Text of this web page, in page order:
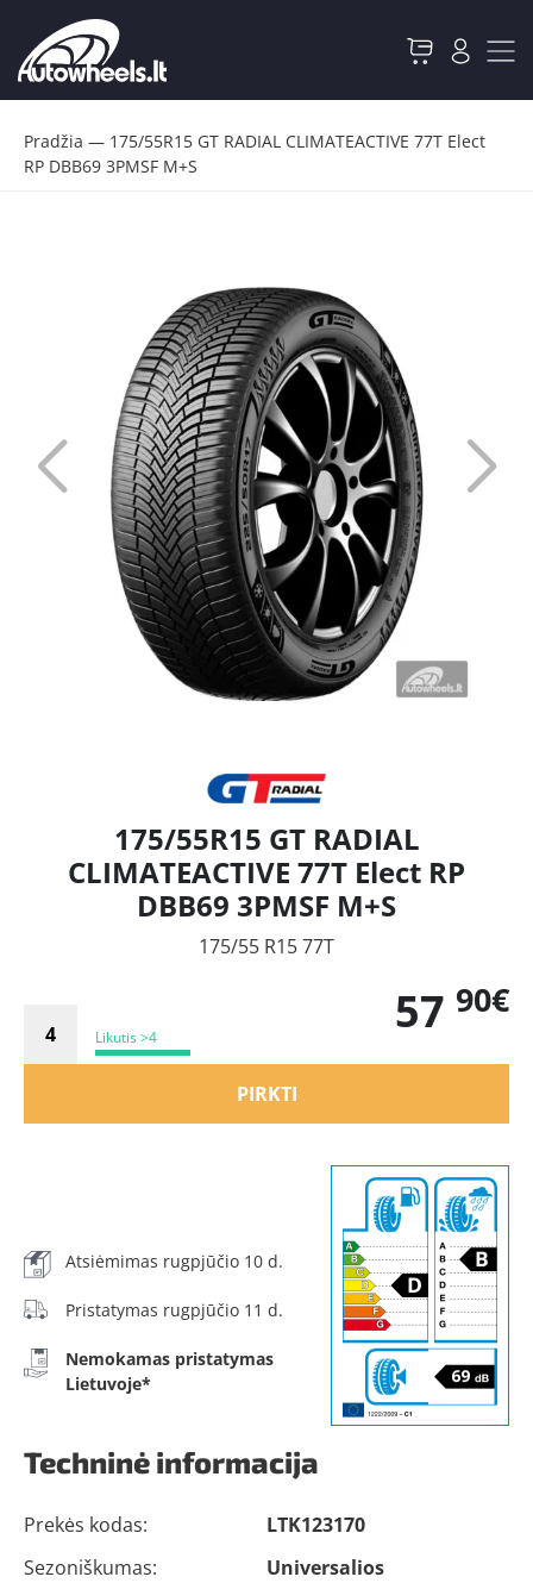
Pradžia — 175/55R15 GT RADIAL CLIMATEACTIVE 77T Elect
RP DBB69 3PMSF M+S
175/55R15 GT RADIAL
CLIMATEACTIVE 77T Elect RP
DBB69 3PMSF M+S
175/55 R15 77T
Likutis >4 57 90€
PIRKTI
Atsiėmimas rugpjūčio 10 d.
Pristatymas rugpjūčio 11 d.
Nemokamas pristatymas
Lietuvoje*
Techninė informacija
Prekės kodas:
LTK123170
Sezoniškumas:
Universalios